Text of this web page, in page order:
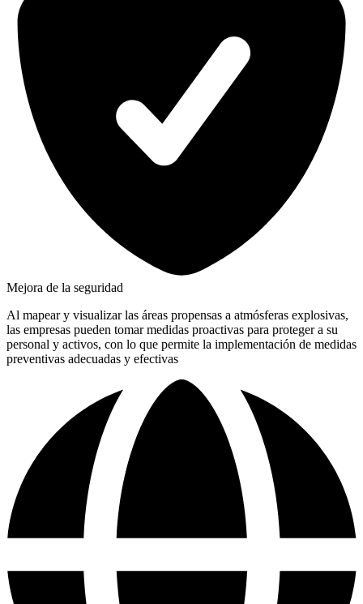
Mejora de la seguridad
Al mapear y visualizar las áreas propensas a atmósferas explosivas,
las empresas pueden tomar medidas proactivas para proteger a su
personal y activos, con lo que permite la implementación de medidas
preventivas adecuadas y efectivas